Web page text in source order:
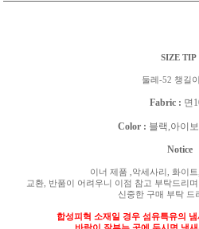
SIZE TIP
둘레-52 챙길
Fabric : 면
Color : 블랙,아이
Notice
이너 제품 악세사리 화이트
교환 반품이 어려우니 이점 참고 부탁드리
신중한 구매 부탁 드
합성피혁 소재일 경우 섬유특유의